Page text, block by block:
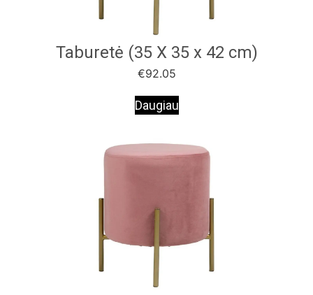
Taburetė (35 X 35 x 42 cm)
€92.05
Daugiau